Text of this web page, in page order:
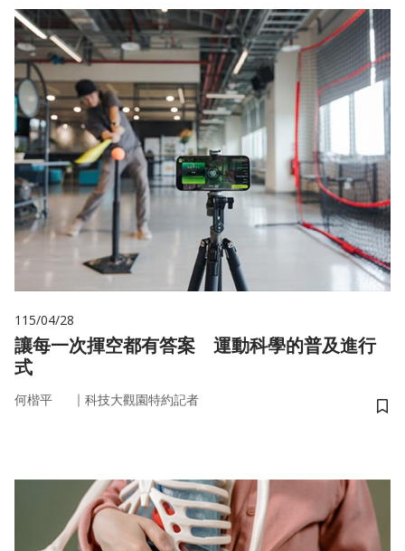
115/04/28
讓每一次揮空都有答案 運動科學的普及進行
式
何楷平 ｜ 科技大觀園特約記者
儲